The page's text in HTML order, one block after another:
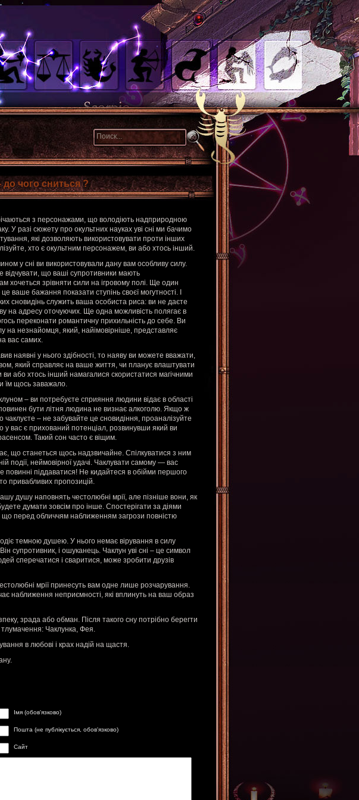
чого сниться ?
з персонажами, що володіють надприродною
У разі сюжету про окультних науках уві сні ми бачимо
які дозволяють використовувати проти інших
хто є окультним персонажем, ви або хтось інший.
у сні ви використовували дану вам особливу силу.
що ваші супротивники мають
хочеться зрівняти сили на ігровому полі. Ще один
ваше бажання показати ступінь своєї могутності. І
сновидінь служить ваша особиста риса: ви не даєте
на адресу оточуючих. Ще одна можливість полягає в
переконати романтичну прихильність до себе. Ви
на незнайомця, який, найімовірніше, представляє
вас самих.
наявні у нього здібності, то наяву ви можете вважати,
який справляє на ваше життя, чи планує влаштувати
або хтось інший намагалися скористатися магічними
їм щось заважало.
– ви потребуєте сприяння людини відає в області
бути літня людина не визнає алкоголю. Якщо ж
– не забувайте це сновидіння, проаналізуйте
у вас є прихований потенціал, розвинувши який ви
Такий сон часто є віщим.
що станеться щось надзвичайне. Спілкуватися з ним
події, неймовірної удачі. Чаклувати самому — вас
повинні піддаватися! Не кидайтеся в обійми першого
привабливих пропозицій.
душу наповнять честолюбні мрії, але пізніше вони, як
думати зовсім про інше. Спостерігати за діями
перед обличчям наближенням загрози повністю
темною душею. У нього немає вірування в силу
супротивник, і ошуканець. Чаклун уві сні – це символ
сперечатися і сваритися, може зробити друзів
мрії принесуть вам одне лише розчарування.
наближення неприємності, які вплинуть на ваш образ
зрада або обман. Після такого сну потрібно берегти
тлумачення: Чаклунка, Фея.
в любові і крах надій на щастя.
Імя (обов'язково)
Пошта (не публікується, обов'язково)
Сайт